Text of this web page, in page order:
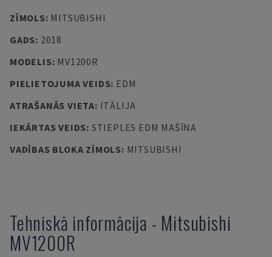
ZĪMOLS: MITSUBISHI
GADS: 2018
MODELIS: MV1200R
PIELIETOJUMA VEIDS: EDM
ATRAŠANĀS VIETA: ITĀLIJA
IEKĀRTAS VEIDS: STIEPLES EDM MAŠĪNA
VADĪBAS BLOKA ZĪMOLS: MITSUBISHI
Tehniskā informācija - Mitsubishi
MV1200R